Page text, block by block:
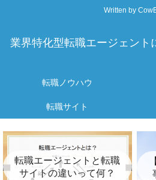
Written by
業界特化型転職エージェント
転職ノウハウ
転職サイト
転職エージェントと転職
サイトの違いって何？